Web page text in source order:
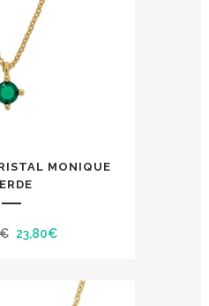
MONIQUE
El
23,80€El
actual
es: